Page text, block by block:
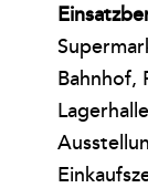
Bahnhof,